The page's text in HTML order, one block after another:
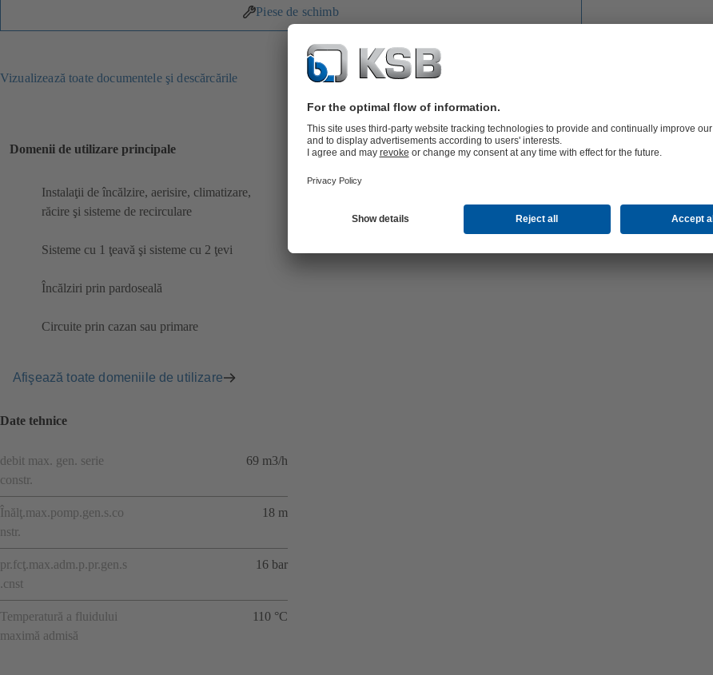
Piese de schimb
Vizualizează toate documentele şi descărcările
Domenii de utilizare principale
Instalaţii de încălzire, aerisire, climatizare,
răcire şi sisteme de recirculare
Sisteme cu 1 ţeavă şi sisteme cu 2 ţevi
Încălziri prin pardoseală
Circuite prin cazan sau primare
Afişează toate domeniile de utilizare
Date tehnice
debit max. gen. serie
constr.
69 m3/h
Înălţ.max.pomp.gen.s.co
nstr.
18 m
pr.fcţ.max.adm.p.pr.gen.s
.cnst
16 bar
Temperatură a fluidului
maximă admisă
110 °C